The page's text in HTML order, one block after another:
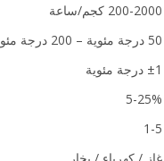
200-2000 كجم/ساعة
50 درجة مئوية – 200 درجة مئوية
±1 درجة مئوية
5-25%
1-5
غاز / كهرباء / بخار